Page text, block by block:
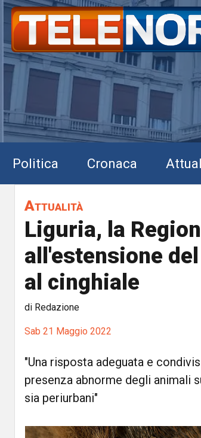
Politica Cronaca
Attualità
Liguria, la
all'estensione
al cinghiale
di Redazione
Sab 21 Maggio 2022
"Una risposta adeguata e
presenza abnorme degli animali
sia periurbani"